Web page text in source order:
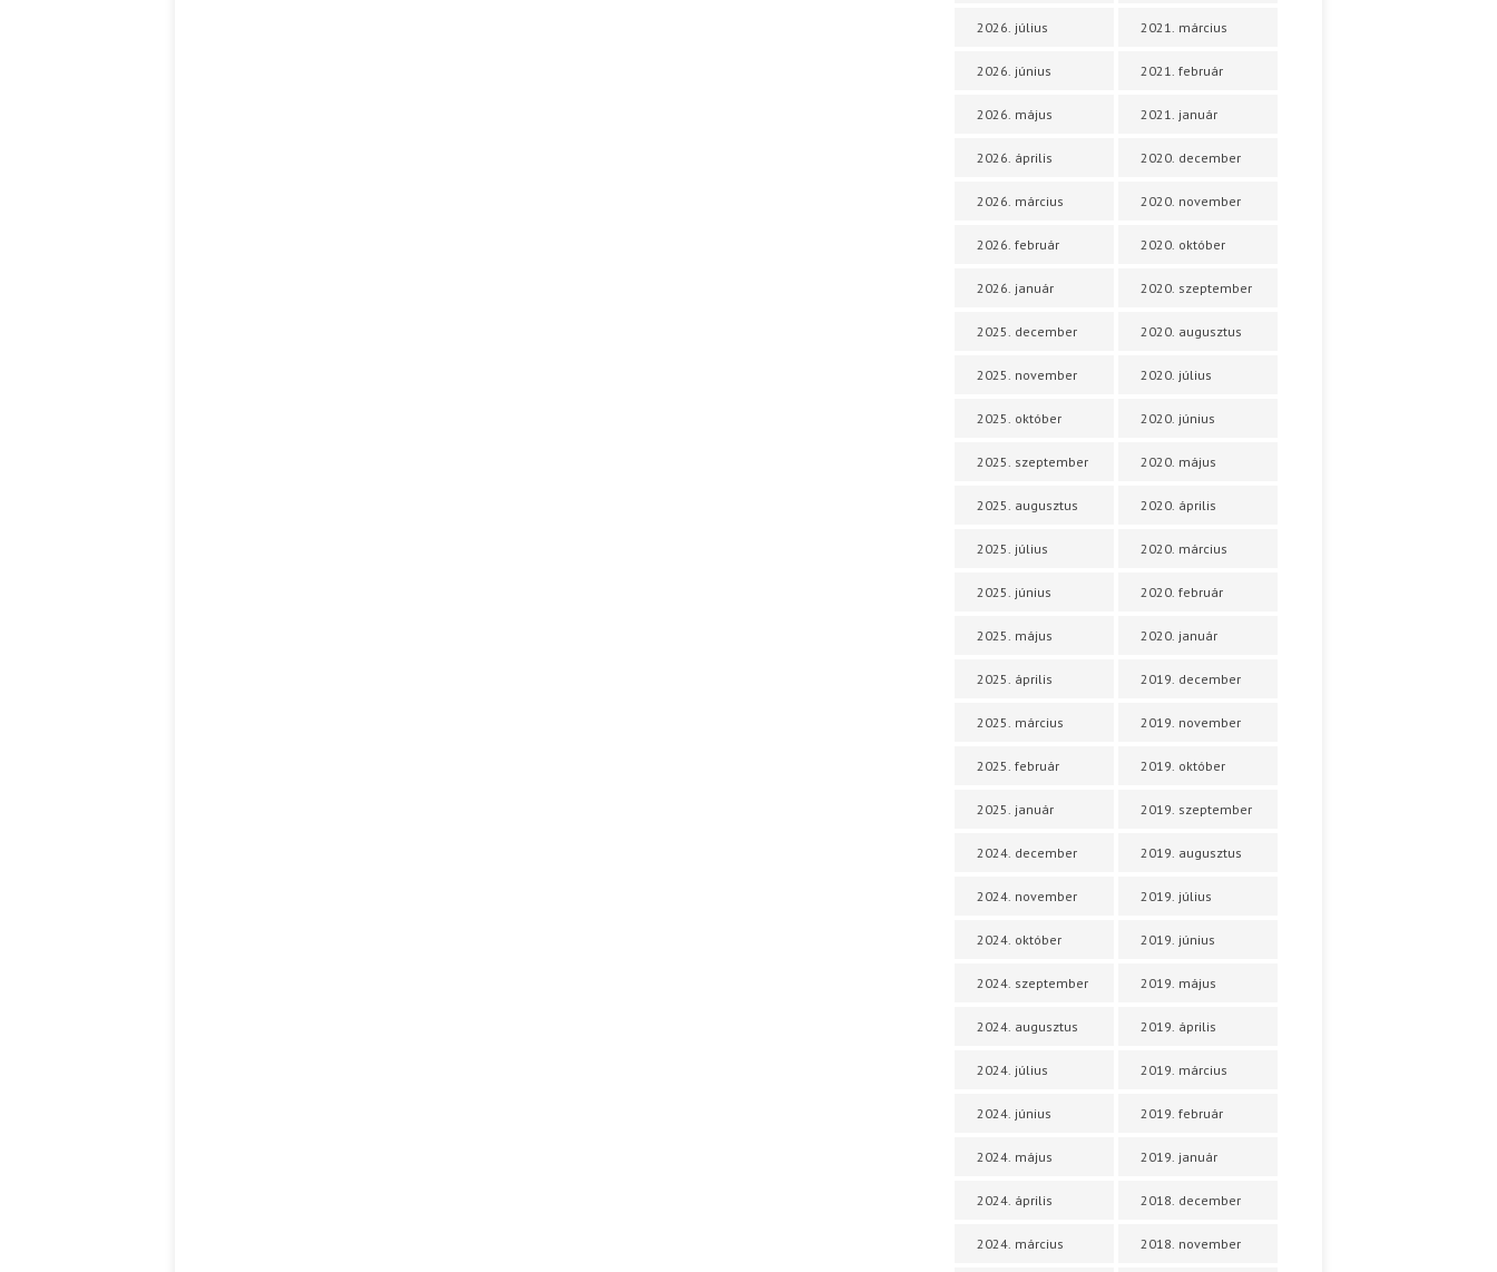
2026. július
2026. június
2026. május
2026. április
2026. március
2026. február
2026. január
2025. december
2025. november
2025. október
2025. szeptember
2025. augusztus
2025. július
2025. június
2025. május
2025. április
2025. március
2025. február
2025. január
2024. december
2024. november
2024. október
2024. szeptember
2024. augusztus
2024. július
2024. június
2024. május
2024. április
2024. március
2021. március
2021. február
2021. január
2020. december
2020. november
2020. október
2020. szeptember
2020. augusztus
2020. július
2020. június
2020. május
2020. április
2020. március
2020. február
2020. január
2019. december
2019. november
2019. október
2019. szeptember
2019. augusztus
2019. július
2019. június
2019. május
2019. április
2019. március
2019. február
2019. január
2018. december
2018. november